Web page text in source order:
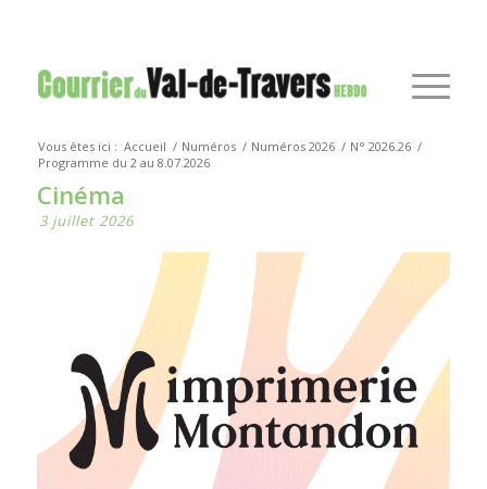
Vous êtes ici : Accueil / Numéros / Numéros 2026 / N° 2026.26 /
Programme du 2 au 8.07.2026
Cinéma
3 juillet 2026